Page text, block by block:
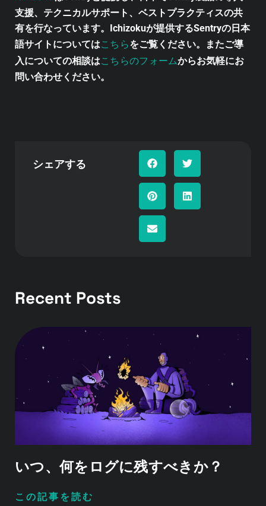
支援、テクニカルサポート、ベストプラクティスの共
有を行なっています。Ichizokuが提供するSentryの日本
語サイトについてはこちらをご覧ください。またご導
入についての相談はこちらのフォームからお気軽にお
問い合わせください。
シェアする
Recent Posts
いつ、何をログに残すべきか？
この記事を読む